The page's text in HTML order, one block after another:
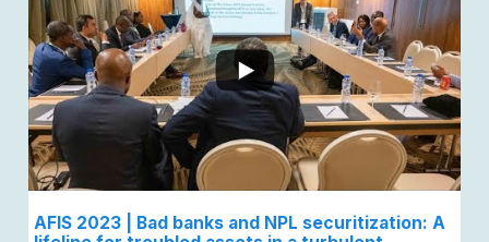
...
AFIS 2023 | Bad banks and NPL securitization: A